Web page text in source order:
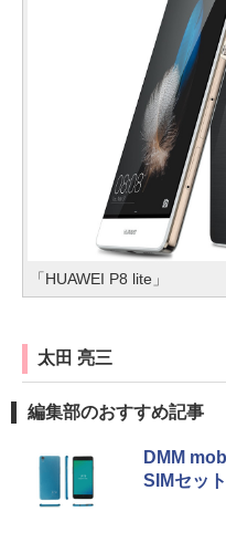
「HUAWEI P8 lite」
太田 亮三
編集部のおすすめ記事
DMM
SIMセッ